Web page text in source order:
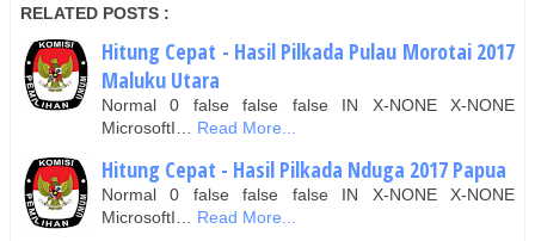
RELATED POSTS :
Hitung Cepat - Hasil Pilkada Pulau Morotai 2017
Maluku Utara
Normal 0 false false false IN X-NONE X-NONE
MicrosoftI…
Read More...
Hitung Cepat - Hasil Pilkada Nduga 2017 Papua
Normal 0 false false false IN X-NONE X-NONE
MicrosoftI… Read More...